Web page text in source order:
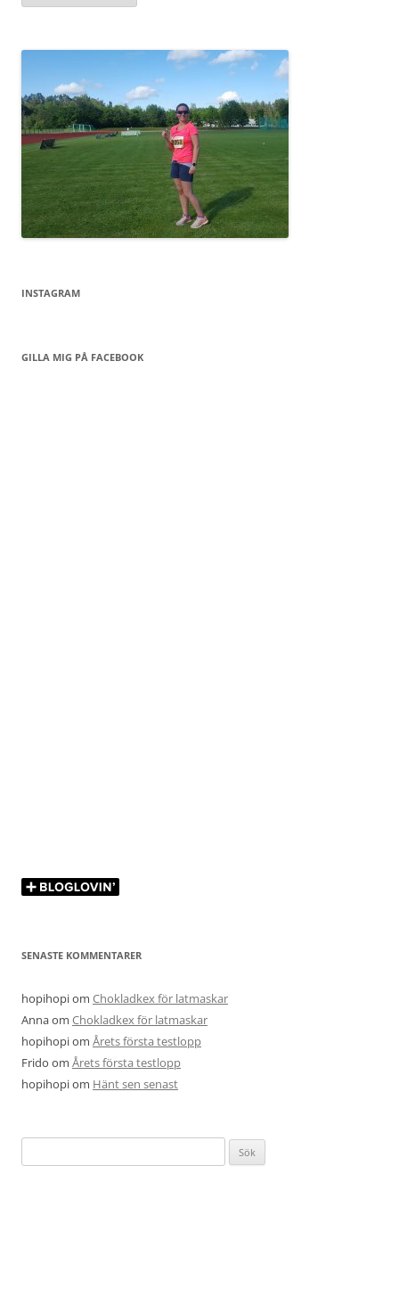
INSTAGRAM
GILLA MIG PÅ FACEBOOK
SENASTE KOMMENTARER
hopihopiom Chokladkex för latmaskar
Annaom Chokladkex för latmaskar
hopihopiom Årets första testlopp
Frido om Årets första testlopp
hopihopiom Hänt sen senast
efter: